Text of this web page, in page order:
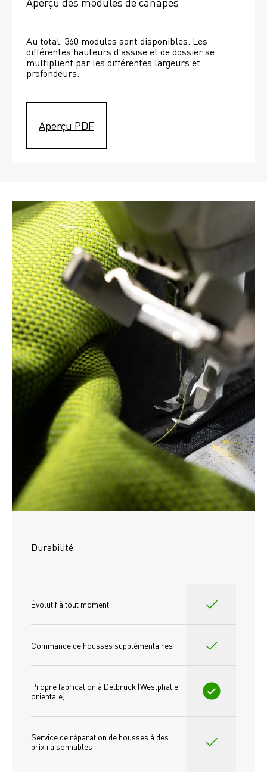
Au total, 360 modules sont disponibles. Les
différentes hauteurs d'assise et de dossier se
multiplient par les différentes largeurs et
profondeurs.
Aperçu PDF
Durabilité
Évolutif à tout moment
Commande de housses supplémentaires
Propre fabrication à Delbrück (Westphalie
orientale)
Service de réparation de housses à des
prix raisonnables